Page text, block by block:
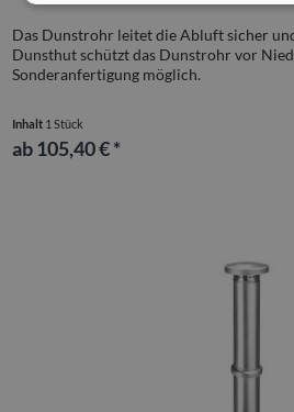
Das Dunstrohr leitet die Abluft sicher
Dunsthut schützt das Dunstrohr vor
Sonderanfertigung möglich.
Inhalt 1 Stück
ab 105,40 € *